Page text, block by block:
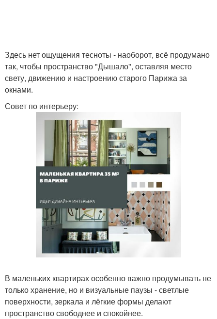
Здесь нет ощущения тесноты - наоборот, всё продумано
так, чтобы пространство "Дышало", оставляя место
свету, движению и настроению старого Парижа за
окнами.
Совет по интерьеру:
В маленьких квартирах особенно важно продумывать не
только хранение, но и визуальные паузы - светлые
поверхности, зеркала и лёгкие формы делают
пространство свободнее и спокойнее.